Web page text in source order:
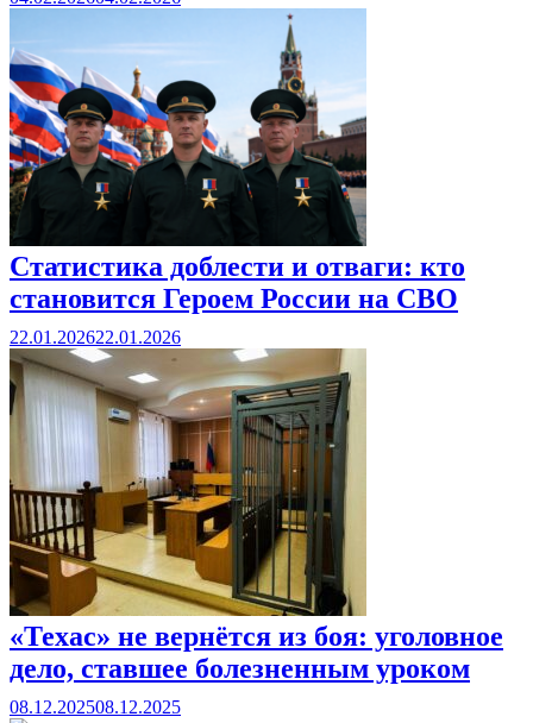
Статистика доблести и отваги: кто
становится Героем России на СВО
22.01.202622.01.2026
«Техас» не вернётся из боя: уголовное
дело, ставшее болезненным уроком
08.12.202508.12.2025